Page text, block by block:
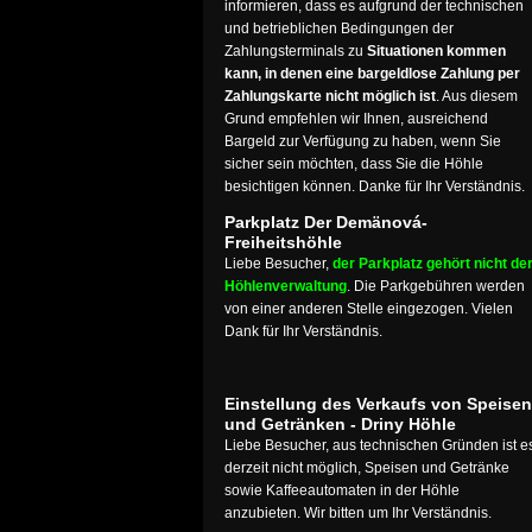
informieren, dass es aufgrund der technischen
und betrieblichen Bedingungen der
Zahlungsterminals zu Situationen kommen
kann, in denen eine bargeldlose Zahlung per
Zahlungskarte nicht möglich ist. Aus diesem
Grund empfehlen wir Ihnen, ausreichend
Bargeld zur Verfügung zu haben, wenn Sie
sicher sein möchten, dass Sie die Höhle
besichtigen können. Danke für Ihr Verständnis.
Parkplatz Der Demänová-
Freiheitshöhle
Liebe Besucher, der Parkplatz gehört nicht der
Höhlenverwaltung. Die Parkgebühren werden
von einer anderen Stelle eingezogen. Vielen
Dank für Ihr Verständnis.
Einstellung des Verkaufs von Speisen
und Getränken - Driny Höhle
Liebe Besucher, aus technischen Gründen ist
derzeit nicht möglich, Speisen und Getränke
sowie Kaffeeautomaten in der Höhle
anzubieten. Wir bitten um Ihr Verständnis.